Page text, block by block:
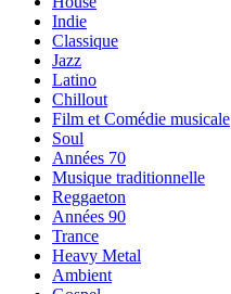
Indie
Classique
Jazz
Latino
Chillout
Film et Comédie musicale
Soul
Années 70
Musique traditionnelle
Reggaeton
Années 90
Trance
Heavy Metal
Ambient